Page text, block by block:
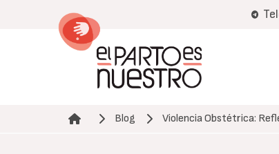
Ruta de navegación
Blog Violencia Obstétrica: